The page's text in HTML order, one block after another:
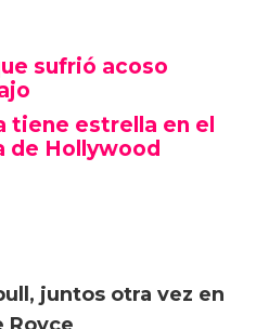
sufrió acoso
tiene estrella en el
de Hollywood
juntos otra vez en